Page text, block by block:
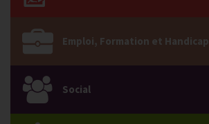
Emploi, Formation et Handicap
Social